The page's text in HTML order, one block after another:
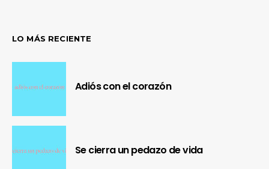
LO MÁS RECIENTE
Adiós con el corazón
Se cierra un pedazo de vida